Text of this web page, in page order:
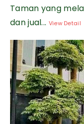
Taman yang
dan jual... View Detail